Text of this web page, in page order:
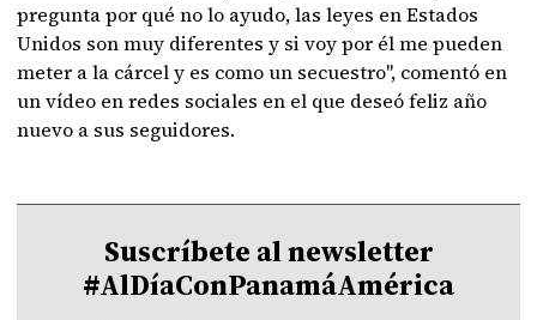
pregunta por qué no lo ayudo, las leyes en Estados
Unidos son muy diferentes y si voy por él me pueden
meter a la cárcel y es como un secuestro", comentó en
un vídeo en redes sociales en el que deseó feliz año
nuevo a sus seguidores.
Suscríbete al newsletter
#AlDíaConPanamáAmérica